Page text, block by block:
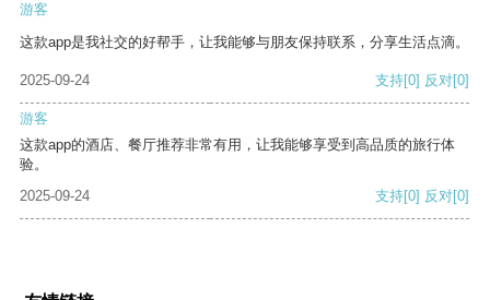
游客
这款app是我社交的好帮手，让我能够与朋友保持联系，分享生活点滴。
2025-09-24 支持[0] 反对[0]
游客
这款app的酒店、餐厅推荐非常有用，让我能够享受到高品质的旅行体
验。
2025-09-24
支持[0] 反对[0]